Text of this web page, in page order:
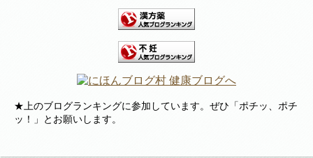
★上のブログランキングに参加しています。ぜひ「ポチッ、ポチ
ッ！」とお願いします。